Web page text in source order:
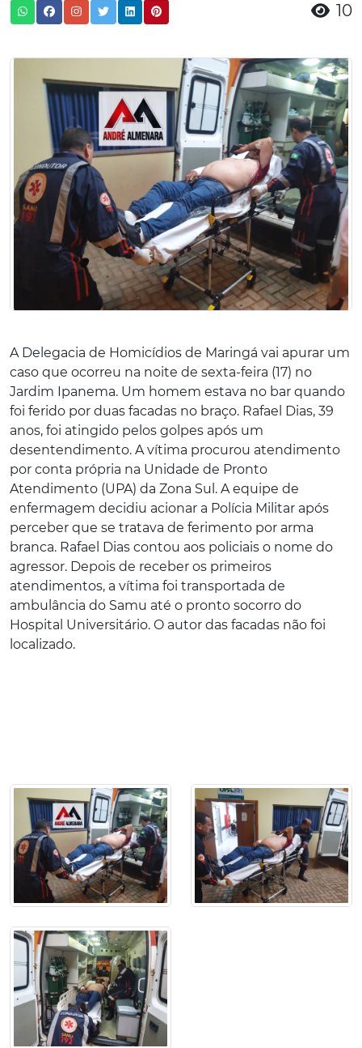
10
A Delegacia de Homicídios de Maringá vai apurar um
caso que ocorreu na noite de sexta-feira (17) no
Jardim Ipanema. Um homem estava no bar quando
foi ferido por duas facadas no braço. Rafael Dias, 39
anos, foi atingido pelos golpes após um
desentendimento. A vítima procurou atendimento
por conta própria na Unidade de Pronto
Atendimento (UPA) da Zona Sul. A equipe de
enfermagem decidiu acionar a Polícia Militar após
perceber que se tratava de ferimento por arma
branca. Rafael Dias contou aos policiais o nome do
agressor. Depois de receber os primeiros
atendimentos, a vítima foi transportada de
ambulância do Samu até o pronto socorro do
Hospital Universitário. O autor das facadas não foi
localizado.